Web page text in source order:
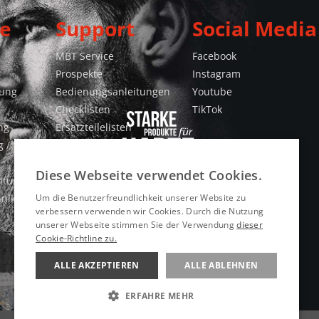
/
Support
MBT Service
Prospekte
Bedienungsanleitungen
Checklisten
Ersatzteilelisten
Social Media
Facebook
Instagram
Youtube
TikTok
Diese Webseite verwendet Cookies.
Um die Benutzerfreundlichkeit unserer Website zu
verbessern verwenden wir Cookies. Durch die Nutzung
unserer Webseite stimmen Sie der Verwendungdieser
Cookie-Richtline zu.
ALLE AKZEPTIEREN ALLE ABLEHNEN
ERFAHRE MEHR